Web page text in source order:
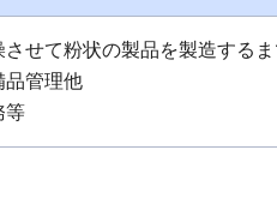
せて粉状の製品を製造する
品管理他
等